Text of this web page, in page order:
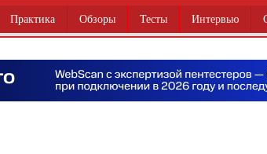
Практика Обзоры Тесты Интервью